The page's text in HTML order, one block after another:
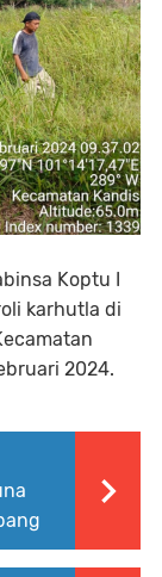
Koptu I
karhutla di
2024.